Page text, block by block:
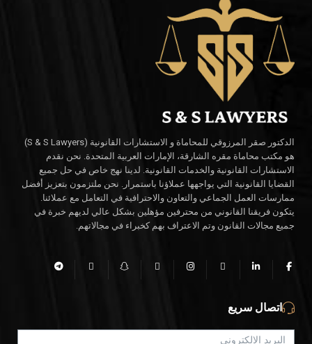
الدكتور صقر المرزوقي للمحاماة و الاستشارات القانونية (S & S Lawyers)
هو مكتب محاماة مقره الشارقة، الإمارات العربية المتحدة. نحن نقدم
الاستشارات القانونية والخدمات القانونية. لدينا نهج خاص في حل جميع
القضايا القانونية التي يواجهها عملاؤنا باستمرار. نحن ملتزمون بتعزيز أفضل
ممارسات العمل الجماعي والتعاون والاحترافية في التعامل مع عملائنا.
يتكون فريقنا القانوني من محترفين مؤهلين بشكل عالي لديهم خبرة في
جميع مجالات القانون وتم الاعتراف بهم كخبراء في مجالاتهم.
اتصال سريع